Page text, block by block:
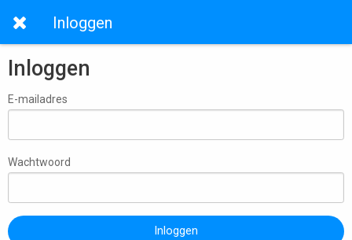
Inloggen
Inloggen
E-mailadres
Wachtwoord
Inloggen